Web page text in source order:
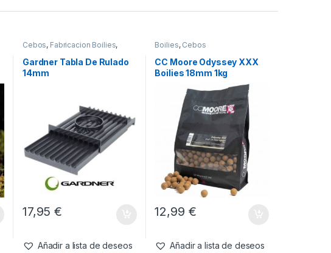
Cebos, Fabricacion Boilies,
Gardner Tabla De Rulado
14mm
17,95€
Añadir a lista de deseos
Boilies, Cebos
CC Moore Odyssey XXX
Boilies 18mm 1kg
12,99 €
Añadir a lista de deseos